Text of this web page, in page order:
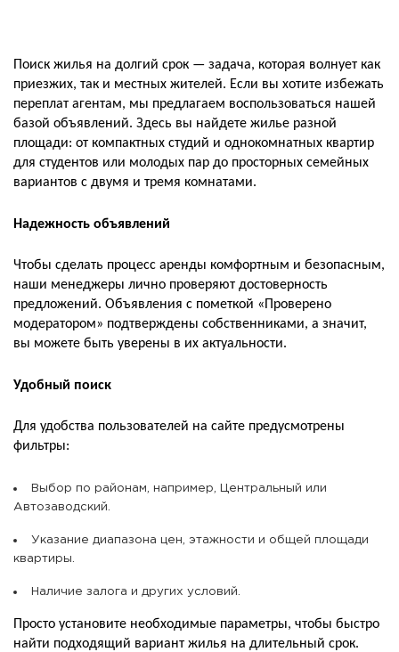
Поиск жилья на долгий срок — задача, которая волнует как
приезжих, так и местных жителей. Если вы хотите избежать
переплат агентам, мы предлагаем воспользоваться нашей
базой объявлений. Здесь вы найдете жилье разной
площади: от компактных студий и однокомнатных квартир
для студентов или молодых пар до просторных семейных
вариантов с двумя и тремя комнатами.
Надежность объявлений
Чтобы сделать процесс аренды комфортным и безопасным,
наши менеджеры лично проверяют достоверность
предложений. Объявления с пометкой «Проверено
модератором» подтверждены собственниками, а значит,
вы можете быть уверены в их актуальности.
Удобный поиск
Для удобства пользователей на сайте предусмотрены
фильтры:
Выбор по районам, например, Центральный или
Автозаводский.
Указание диапазона цен, этажности и общей площади
квартиры.
Наличие залога и других условий.
Просто установите необходимые параметры, чтобы быстро
найти подходящий вариант жилья на длительный срок.